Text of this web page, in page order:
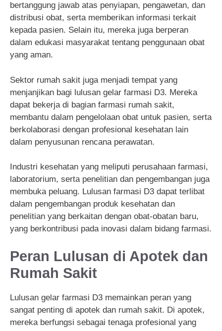
bertanggung jawab atas penyiapan, pengawetan, dan
distribusi obat, serta memberikan informasi terkait
kepada pasien. Selain itu, mereka juga berperan
dalam edukasi masyarakat tentang penggunaan obat
yang aman.
Sektor rumah sakit juga menjadi tempat yang
menjanjikan bagi lulusan gelar farmasi D3. Mereka
dapat bekerja di bagian farmasi rumah sakit,
membantu dalam pengelolaan obat untuk pasien, serta
berkolaborasi dengan profesional kesehatan lain
dalam penyusunan rencana perawatan.
Industri kesehatan yang meliputi perusahaan farmasi,
laboratorium, serta penelitian dan pengembangan juga
membuka peluang. Lulusan farmasi D3 dapat terlibat
dalam pengembangan produk kesehatan dan
penelitian yang berkaitan dengan obat-obatan baru,
yang berkontribusi pada inovasi dalam bidang farmasi.
Peran Lulusan di Apotek dan
Rumah Sakit
Lulusan gelar farmasi D3 memainkan peran yang
sangat penting di apotek dan rumah sakit. Di apotek,
mereka berfungsi sebagai tenaga profesional yang